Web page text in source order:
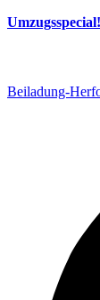
Umzugsspecial!
Beiladung-